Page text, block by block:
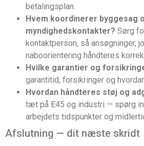
betalingsplan.
Hvem koordinerer byggesag
myndighedskontakter? Sørg
kontaktperson, så ansøgninger,
naboorientering håndteres
Hvilke garantier og
garantitid, forsikringer og
Hvordan håndteres støj og
tæt på E45 og industri — spørg
arbejdets tidspunkter og
Afslutning — dit næste skridt